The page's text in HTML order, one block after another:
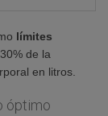
límites
de la
en litros.
óptimo